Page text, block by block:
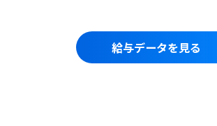
給与データを見る